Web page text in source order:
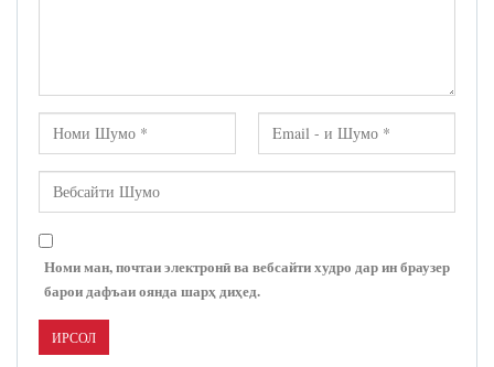
Номи ман, почтаи электронӣ ва вебсайти худро дар ин браузер
барои дафъаи оянда шарҳ диҳед.